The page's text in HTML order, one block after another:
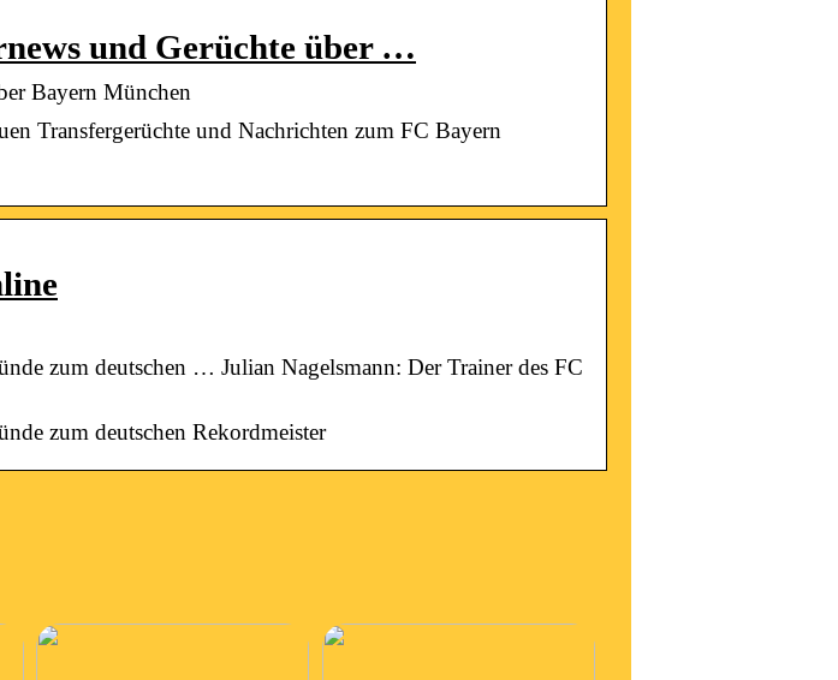
und Gerüchte über …
Bayern München
Transfergerüchte und Nachrichten zum FC Bayern
zum deutschen … Julian Nagelsmann: Der Trainer des FC
zum deutschen Rekordmeister